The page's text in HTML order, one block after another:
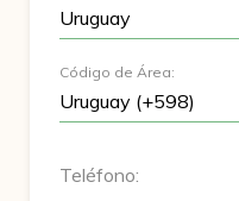
Código de Área:
Teléfono: